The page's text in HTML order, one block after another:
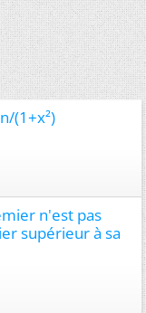
(1+x²)
n'est pas
supérieur à sa